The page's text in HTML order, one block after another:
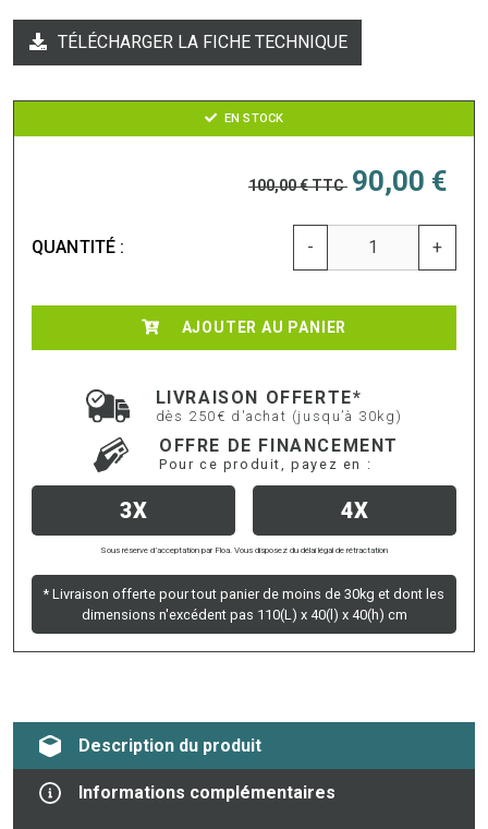
TÉLÉCHARGER LA FICHE TECHNIQUE
EN STOCK
100,00 €TTC 90,00 €
QUANTITÉ : - +
AJOUTER AU PANIER
LIVRAISON OFFERTE*
dès 250€ d'achat (jusqu’à 30kg)
OFFRE DE FINANCEMENT
Pour ce produit, payez en :
3X 4X
Sous réserve d’acceptation par Floa. Vous disposez du délai légal de rétractation
* Livraison offerte pour tout panier de moins de 30kg et dont les
dimensions n'excédent pas 110(L) x 40(l) x 40(h) cm
Description du produit
Informations complémentaires